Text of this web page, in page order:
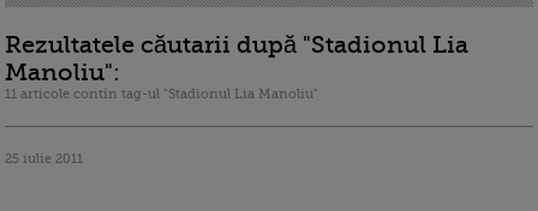
Rezultatele căutarii după "Stadionul Lia
Manoliu":
11 articole contin tag-ul "Stadionul Lia Manoliu"
25 iulie 2011